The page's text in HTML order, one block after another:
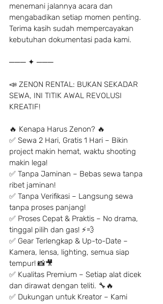
menemani jalannya acara dan
mengabadikan setiap momen penting.
Terima kasih sudah mempercayakan
kebutuhan dokumentasi pada kami.
─── ✦ ───
📣 ZENON RENTAL: BUKAN SEKADAR
SEWA, INI TITIK AWAL REVOLUSI
KREATIF!
🔥 Kenapa Harus Zenon? 🔥
✅ Sewa 2 Hari, Gratis 1 Hari – Bikin
project makin hemat, waktu shooting
makin lega!
✅ Tanpa Jaminan – Bebas sewa tanpa
ribet jaminan!
✅ Tanpa Verifikasi – Langsung sewa
tanpa proses panjang!
✅ Proses Cepat & Praktis – No drama,
tinggal pilih dan gas! ⚡️💨
✅ Gear Terlengkap & Up-to-Date –
Kamera, lensa, lighting, semua siap
tempur! 📸🎥
✅ Kualitas Premium – Setiap alat dicek
dan dirawat dengan teliti. 🔧🔥
✅ Dukungan untuk Kreator – Kami